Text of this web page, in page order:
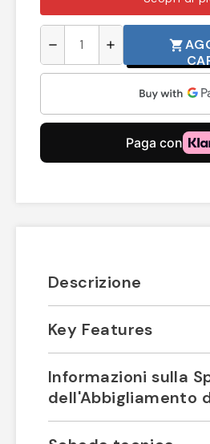
remove add shopping_cart
Descrizione
Key Features
Informazioni sulla
dell'Abbigliamento